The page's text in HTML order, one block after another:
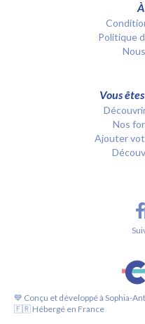
Politique
Vous
Nos
Ajouter
💙 Conçu et développé à Sophia-
🇫🇷 Hébergé en France